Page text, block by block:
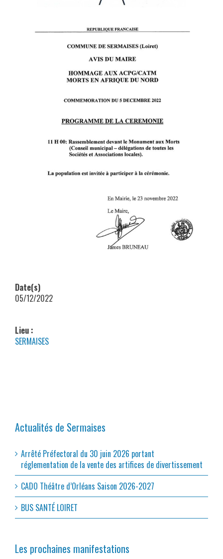
Date(s)
05/12/2022
Lieu :
SERMAISES
Actualités de Sermaises
Arrêté Préfectoral du 30 juin 2026 portant
réglementation de la vente des artifices de divertissement
CADO Théâtre d’Orléans Saison 2026-2027
BUS SANTÉ LOIRET
Les prochaines manifestations